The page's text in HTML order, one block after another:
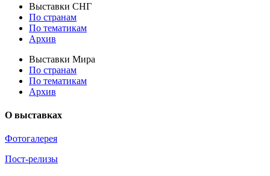
Выставки СНГ
По странам
По тематикам
Архив
Выставки Мира
По странам
По тематикам
Архив
О выставках
Фотогалерея
Пост-релизы